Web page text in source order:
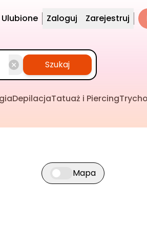
Ulubione Zaloguj Zarejestruj
Szukaj
DepilacjaTatuaż i Piercing
Przełącz widok mapy
Mapa